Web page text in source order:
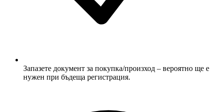
Запазете документ за покупка/произход – вероятно ще е
нужен при бъдеща регистрация.